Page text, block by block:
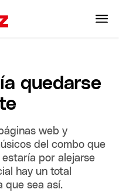
quedarse
web y
del combo que
por alejarse
hay un total
que sea así.